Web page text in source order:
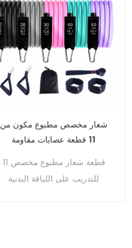
شعار مخصص مطبوع مكون من
11 قطعة عصابات مقاومة
مرنة للتمارين الرياضية مجموعة
عصابات المقاومة
11 قطعة شعار مطبوع مخصص
للتدريب على اللياقة البدنية